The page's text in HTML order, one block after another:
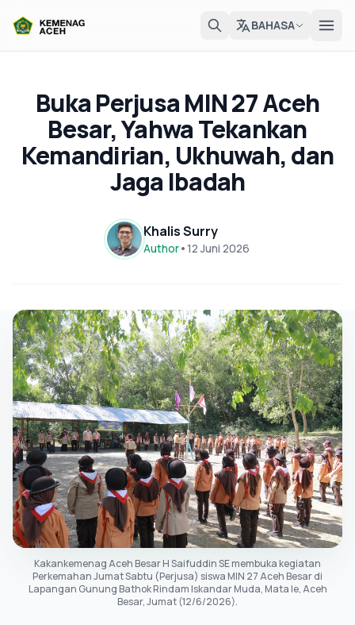
BAHASA
Buka Perjusa MIN 27 Aceh
Besar, Yahwa Tekankan
Kemandirian, Ukhuwah, dan
Jaga Ibadah
Khalis Surry
Author•12 Juni 2026
Kakankemenag Aceh Besar H Saifuddin SE membuka kegiatan
Perkemahan Jumat Sabtu (Perjusa) siswa MIN 27 Aceh Besar di
Lapangan Gunung Bathok Rindam Iskandar Muda, Mata Ie, Aceh
Besar, Jumat (12/6/2026).